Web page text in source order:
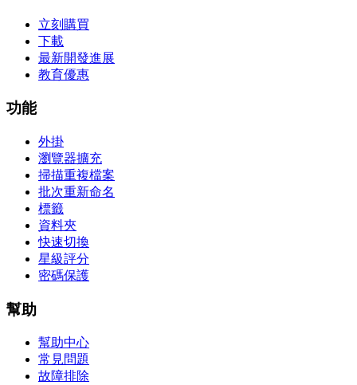
立刻購買
下載
最新開發進展
教育優惠
功能
外掛
瀏覽器擴充
掃描重複檔案
批次重新命名
標籤
資料夾
快速切換
星級評分
密碼保護
幫助
幫助中心
常見問題
故障排除